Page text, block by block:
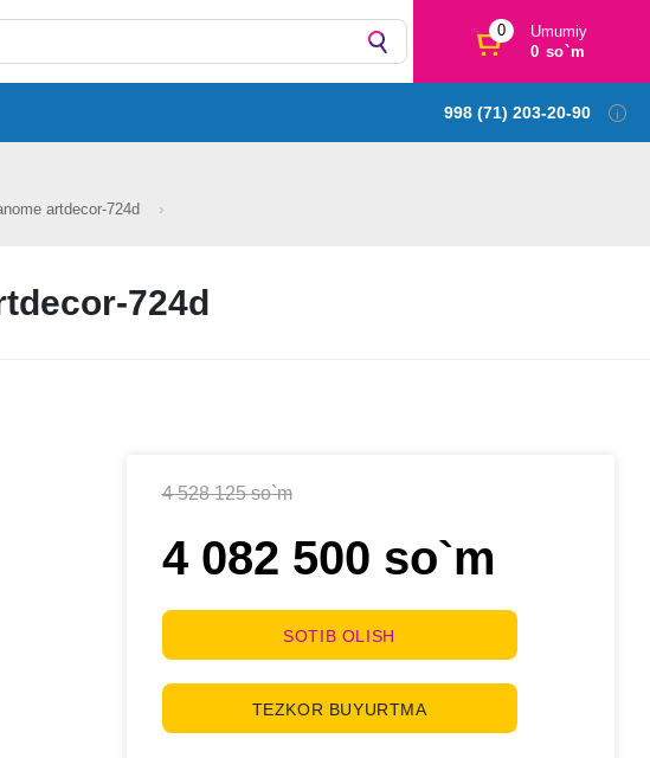
0
Umumiy
0 so`m
998 (71) 203-20-90
artdecor-724d
724d
4 528 125 so`m
4 082 500 so`m
SOTIB OLISH
TEZKOR BUYURTMA